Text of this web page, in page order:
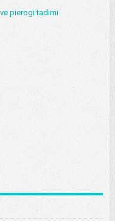
pierogi tadımı